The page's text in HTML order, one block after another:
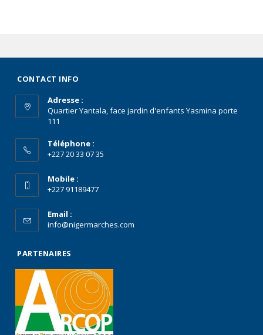
CONTACT INFO
Adresse :
Quartier Yantala, face jardin d'enfants Yasmina porte
111
Téléphone :
+227 20 33 07 35
Mobile :
+227 91189477
Email :
info@nigermarches.com
PARTENAIRES